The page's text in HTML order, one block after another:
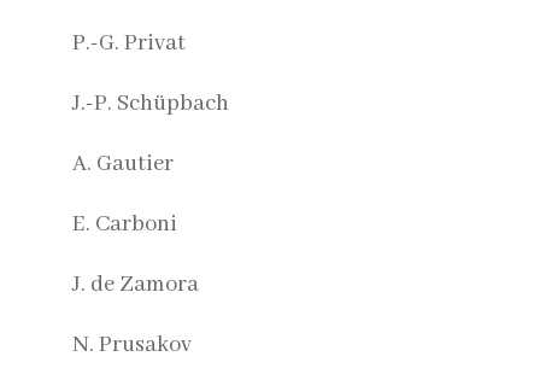
P.-G. Privat
J.-P. Schüpbach
A. Gautier
E. Carboni
J. de Zamora
N. Prusakov